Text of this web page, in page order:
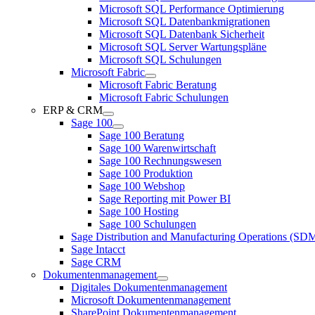
Microsoft SQL Performance Optimierung
Microsoft SQL Datenbankmigrationen
Microsoft SQL Datenbank Sicherheit
Microsoft SQL Server Wartungspläne
Microsoft SQL Schulungen
Microsoft Fabric
Microsoft Fabric Beratung
Microsoft Fabric Schulungen
ERP & CRM
Sage 100
Sage 100 Beratung
Sage 100 Warenwirtschaft
Sage 100 Rechnungswesen
Sage 100 Produktion
Sage 100 Webshop
Sage Reporting mit Power BI
Sage 100 Hosting
Sage 100 Schulungen
Sage Distribution and Manufacturing Operations
Sage Intacct
Sage CRM
Dokumentenmanagement
Digitales Dokumentenmanagement
Microsoft Dokumentenmanagement
SharePoint Dokumentenmanagement